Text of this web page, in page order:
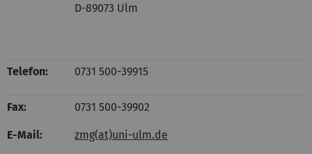
D-89073 Ulm
Telefon: 0731 500-39915
Fax:
E-Mail:
0731 500-39902
zmg(at)uni-ulm.de